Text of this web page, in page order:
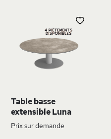
Table basse
extensible Luna
Prix sur demande